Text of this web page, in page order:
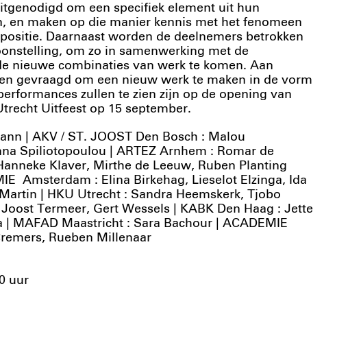
om een specifiek element uit hun
en maken op die manier kennis met het fenomeen
Daarnaast worden de deelnemers betrokken
om zo in samenwerking met de
nieuwe combinaties van werk te komen. Aan
gevraagd om een nieuw werk te maken in de vorm
zullen te zien zijn op de opening van
Uitfeest op 15 september.
| AKV / ST. JOOST Den Bosch : Malou
Spiliotopoulou | ARTEZ Arnhem : Romar de
Klaver, Mirthe de Leeuw, Ruben Planting
Amsterdam : Elina Birkehag, Lieselot Elzinga, Ida
| HKU Utrecht : Sandra Heemskerk, Tjobo
Termeer, Gert Wessels | KABK Den Haag : Jette
| MAFAD Maastricht : Sara Bachour | ACADEMIE
Rueben Millenaar
uur